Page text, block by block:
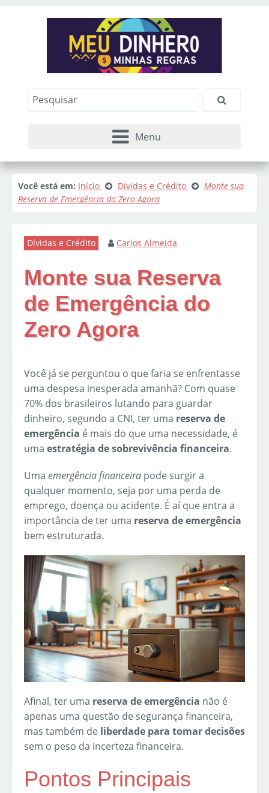
Menu
Você está em: Início Dívidas e Crédito
Monte sua
Reserva de Emergência do Zero Agora
Dívidas e Crédito Carlos Almeida
Monte sua Reserva
de Emergência do
Zero Agora
Você já se perguntou o que faria se enfrentasse
uma despesa inesperada amanhã? Com quase
70% dos brasileiros lutando para guardar
dinheiro, segundo a CNI, ter uma reserva de
emergência é mais do que uma necessidade, é
uma estratégia de sobrevivência financeira.
Uma emergência financeira pode surgir a
qualquer momento, seja por uma perda de
emprego, doença ou acidente. É aí que entra a
importância de ter uma reserva de emergência
bem estruturada.
Afinal, ter uma reserva de emergência não é
apenas uma questão de segurança financeira,
mas também de liberdade para tomar decisões
sem o peso da incerteza financeira.
Pontos Principais